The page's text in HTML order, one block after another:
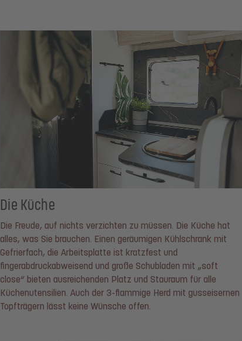
Die Küche
Die Freude, auf nichts verzichten zu müssen. Die Küche hat
alles, was Sie brauchen. Einen geräumigen Kühlschrank mit
Gefrierfach, die Arbeitsplatte ist kratzfest und
fingerabdruckabweisend und große Schubladen mit „soft
close“ bieten ausreichenden Platz und Stauraum für alle
Küchenutensilien. Auch der 3-flammige Herd mit gusseisernen
Topfträgern lässt keine Wünsche offen.